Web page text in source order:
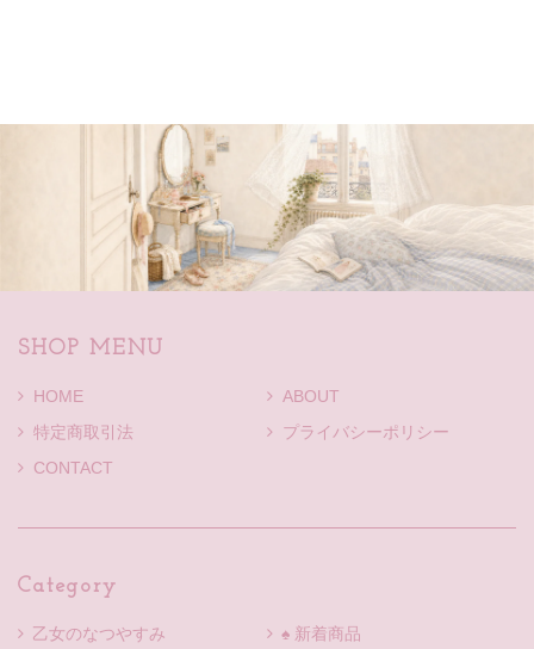
SHOP MENU
HOME
ABOUT
特定商取引法
プライバシーポリシー
CONTACT
Category
乙女のなつやすみ
♠ 新着商品